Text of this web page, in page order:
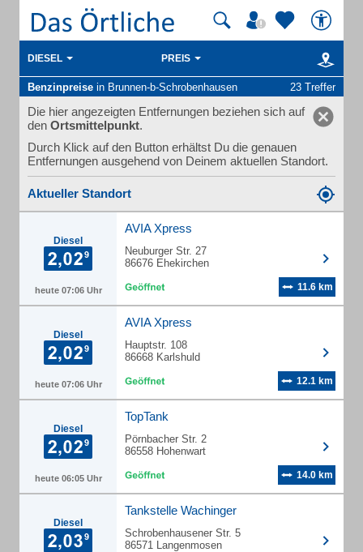
DIESEL PREIS
Benzinpreise in Brunnen-b-Schrobenhausen 23 Treffer
Die hier angezeigten Entfernungen beziehen sich auf
den Ortsmittelpunkt.
Durch Klick auf den Button erhältst Du die genauen
Entfernungen ausgehend von Deinem aktuellen Standort.
Aktueller Standort
Diesel
heute 07:06 Uhr
AVIA Xpress
Neuburger Str. 27
86676 Ehekirchen
11.6 km
Diesel
heute 07:06 Uhr
AVIA Xpress
Hauptstr. 108
86668 Karlshuld
12.1 km
Diesel
heute 06:05 Uhr
TopTank
Pörnbacher Str. 2
86558 Hohenwart
14.0 km
Diesel
Tankstelle Wachinger
Schrobenhausener Str. 5
86571 Langenmosen